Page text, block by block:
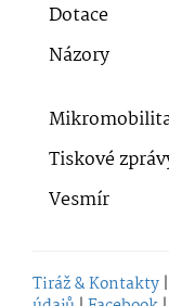
Dotace
Názory
Tiskové
Vesmír
Tiráž & Kontakty |